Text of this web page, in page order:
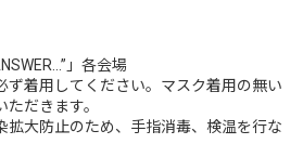
」各会場
着用してください。マスク着用の無い
だきます。
大防止のため、手指消毒、検温を行な